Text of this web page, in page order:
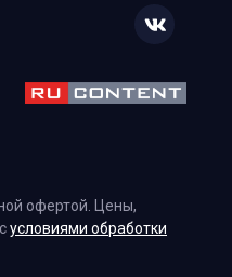
офертой. Цены,
условиями обработки